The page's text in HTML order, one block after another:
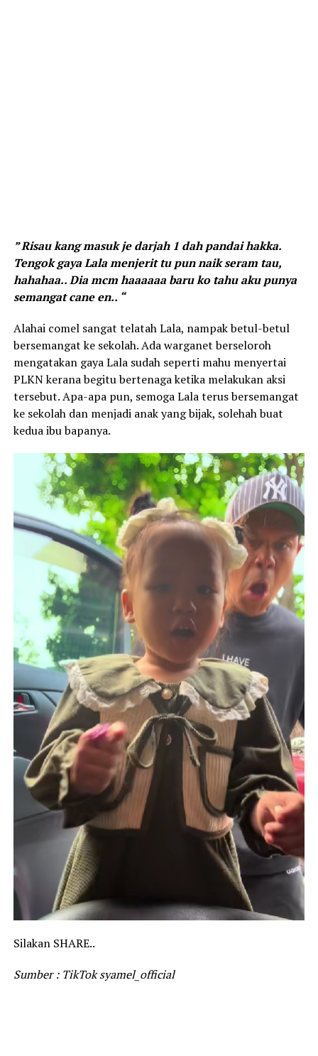
” Risau kang masuk je darjah 1 dah pandai hakka.
Tengok gaya Lala menjerit tu pun naik seram tau,
hahahaa.. Dia mcm haaaaaa baru ko tahu aku punya
semangat cane en.. “
Alahai comel sangat telatah Lala, nampak betul-betul
bersemangat ke sekolah. Ada warganet berseloroh
mengatakan gaya Lala sudah seperti mahu menyertai
PLKN kerana begitu bertenaga ketika melakukan aksi
tersebut. Apa-apa pun, semoga Lala terus bersemangat
ke sekolah dan menjadi anak yang bijak, solehah buat
kedua ibu bapanya.
Silakan SHARE..
Sumber : TikTok syamel_official